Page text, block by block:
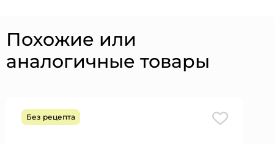
Похожие или
аналогичные товары
Без рецепта